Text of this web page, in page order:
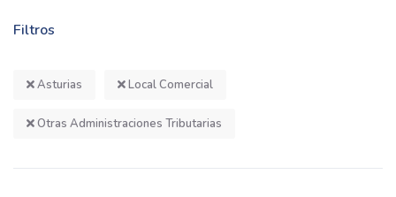
Filtros
Asturias Local Comercial
Otras Administraciones Tributarias